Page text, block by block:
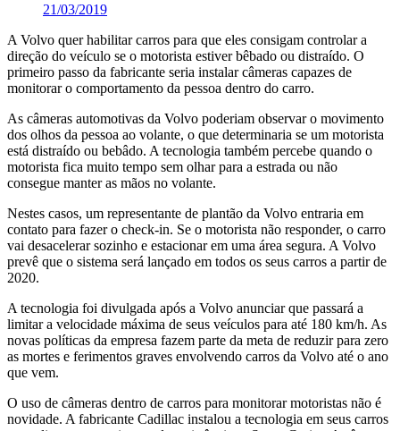
21/03/2019
A Volvo quer habilitar carros para que eles consigam controlar a
direção do veículo se o motorista estiver bêbado ou distraído. O
primeiro passo da fabricante seria instalar câmeras capazes de
monitorar o comportamento da pessoa dentro do carro.
As câmeras automotivas da Volvo poderiam observar o movimento
dos olhos da pessoa ao volante, o que determinaria se um motorista
está distraído ou bebâdo. A tecnologia também percebe quando o
motorista fica muito tempo sem olhar para a estrada ou não
consegue manter as mãos no volante.
Nestes casos, um representante de plantão da Volvo entraria em
contato para fazer o check-in. Se o motorista não responder, o carro
vai desacelerar sozinho e estacionar em uma área segura. A Volvo
prevê que o sistema será lançado em todos os seus carros a partir de
2020.
A tecnologia foi divulgada após a Volvo anunciar que passará a
limitar a velocidade máxima de seus veículos para até 180 km/h. As
novas políticas da empresa fazem parte da meta de reduzir para zero
as mortes e ferimentos graves envolvendo carros da Volvo até o ano
que vem.
O uso de câmeras dentro de carros para monitorar motoristas não é
novidade. A fabricante Cadillac instalou a tecnologia em seus carros